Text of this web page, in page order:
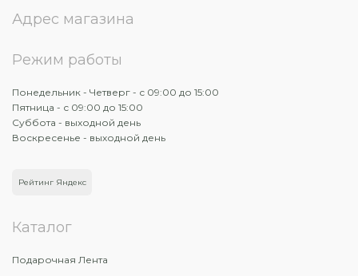
Адрес магазина
Режим работы
Понедельник - Четверг - с 09:00 до 15:00
Пятница - с 09:00 до 15:00
Суббота - выходной день
Воскресенье - выходной день
Рейтинг Яндекс
Каталог
Подарочная Лента